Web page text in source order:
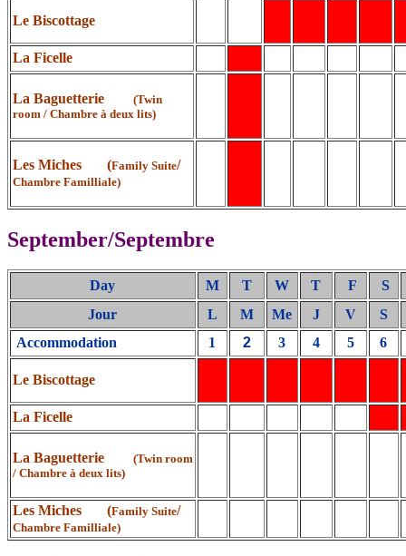
Le Biscottage
La Ficelle
La Baguetterie
(Twin
room / Chambre à deux lits)
Les Miches (Family Suite/
Chambre Familliale)
September/Septembre
Day M T W T F
S
Jour
L M Me J V
S
Accommodation
1 2 3 4 5 6
Le Biscottage
La Ficelle
La Baguetterie
(Twin room
/ Chambre à deux lits)
Les Miches (Family Suite/
Chambre Familliale)